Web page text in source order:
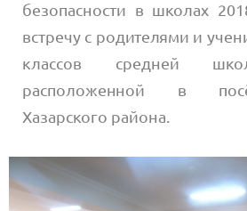
безопасности в школах
встречу с родителями и
классов средней
расположенной в
Хазарского района.